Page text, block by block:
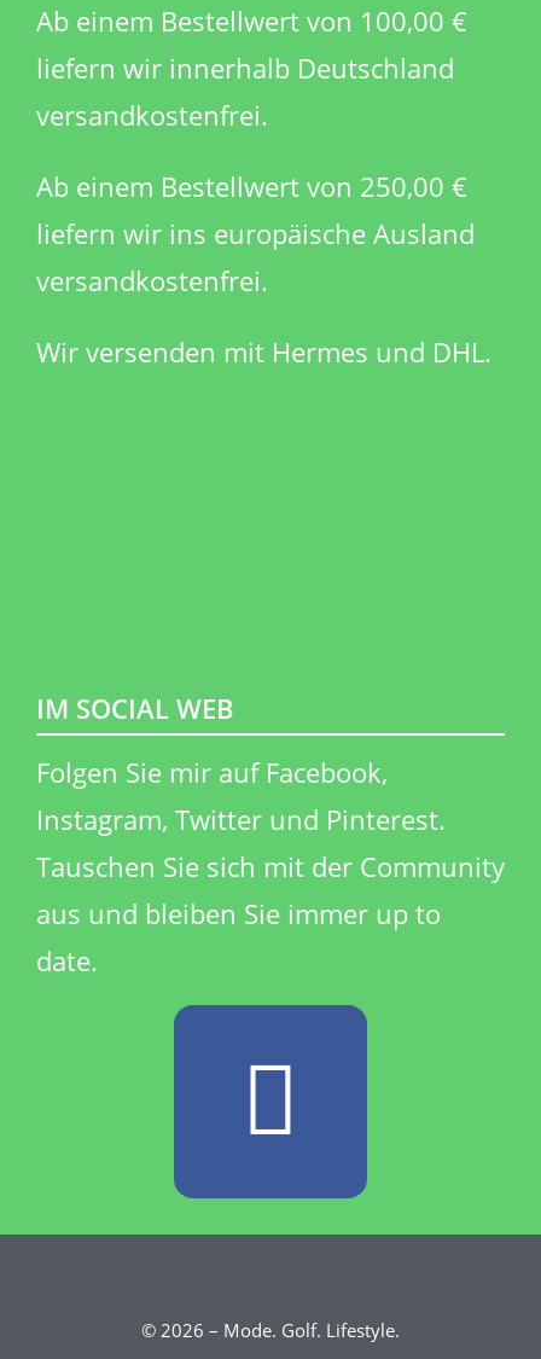
Ab einem Bestellwert von 100,00 €
liefern wir innerhalb Deutschland
versandkostenfrei.
Ab einem Bestellwert von 250,00 €
liefern wir ins europäische Ausland
versandkostenfrei.
Wir versenden mit Hermes und DHL.
IM SOCIAL WEB
​Folgen Sie mir auf Facebook,
Instagram, Twitter und Pinterest.
Tauschen Sie sich mit der Community
aus und bleiben Sie immer up to
date.
© 2026 – Mode. Golf. Lifestyle.